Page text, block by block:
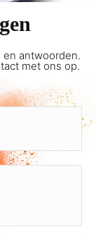
antwoorden.
met ons op.